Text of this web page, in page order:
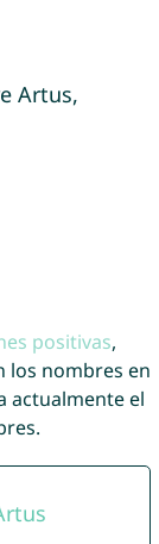
Artus,
positivas,
los nombres en
actualmente el